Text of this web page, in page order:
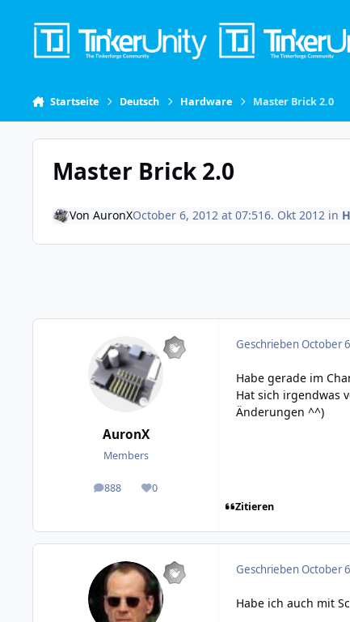
Startseite Deutsch Hardware Master Brick 2.0
Master Brick 2.0
Von AuronXOctober 6, 2012 at 07:516. Okt 2012in
AuronX
Members
888
posts 0
Reputation
GeschriebenOctober
Habe gerade im
Hat sich irgendwas
Änderungen ^^)
Zitieren
GeschriebenOctober
Habe ich auch mit